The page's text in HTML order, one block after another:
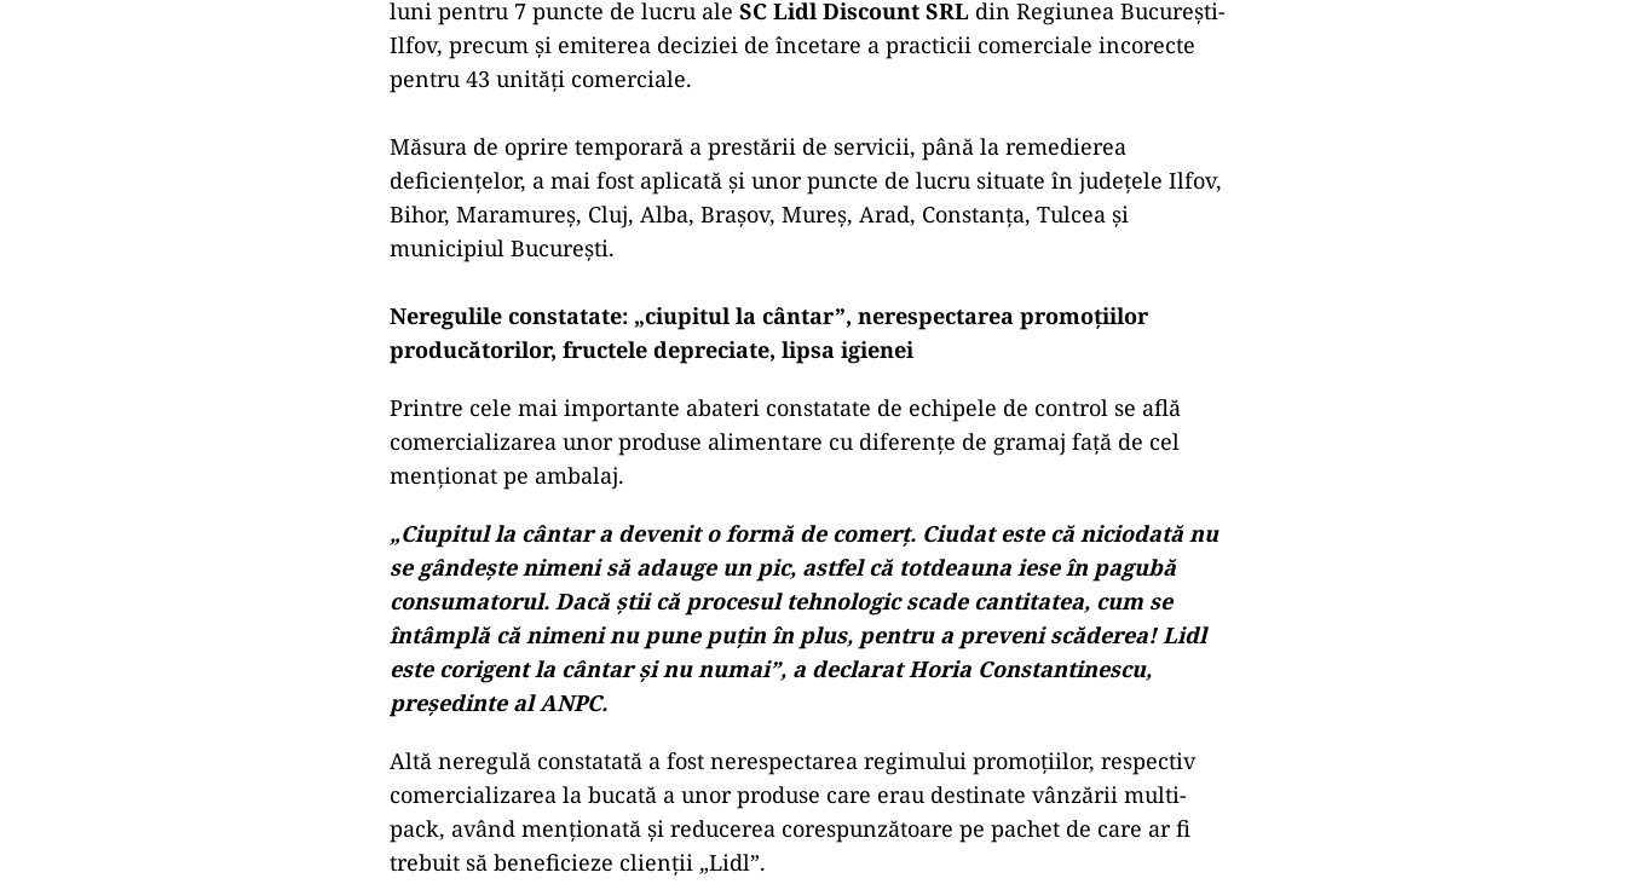
luni pentru 7 puncte de lucru ale SC Lidl Discount SRL din Regiunea Bucureşti-
Ilfov, precum şi emiterea deciziei de încetare a practicii comerciale incorecte
pentru 43 unităţi comerciale.
Măsura de oprire temporară a prestării de servicii, până la remedierea
deficienţelor, a mai fost aplicată și unor puncte de lucru situate în judeţele Ilfov,
Bihor, Maramureş, Cluj, Alba, Braşov, Mureş, Arad, Constanţa, Tulcea şi
municipiul Bucureşti.
Neregulile constatate: „ciupitul la cântar”, nerespectarea promoțiilor
producătorilor, fructele depreciate, lipsa igienei
Printre cele mai importante abateri constatate de echipele de control se află
comercializarea unor produse alimentare cu diferenţe de gramaj faţă de cel
menţionat pe ambalaj.
„Ciupitul la cântar a devenit o formă de comerţ. Ciudat este că niciodată nu
se gândeşte nimeni să adauge un pic, astfel că totdeauna iese în pagubă
consumatorul. Dacă ştii că procesul tehnologic scade cantitatea, cum se
întâmplă că nimeni nu pune puţin în plus, pentru a preveni scăderea! Lidl
este corigent la cântar şi nu numai”, a declarat Horia Constantinescu,
preşedinte al ANPC.
Altă neregulă constatată a fost nerespectarea regimului promoţiilor, respectiv
comercializarea la bucată a unor produse care erau destinate vânzării multi-
pack, având menţionată şi reducerea corespunzătoare pe pachet de care ar fi
trebuit să beneficieze clienții „Lidl”.